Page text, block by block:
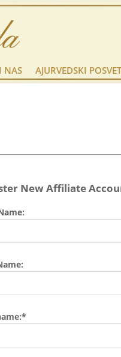
NAS AJURVEDSKI
New Affiliate